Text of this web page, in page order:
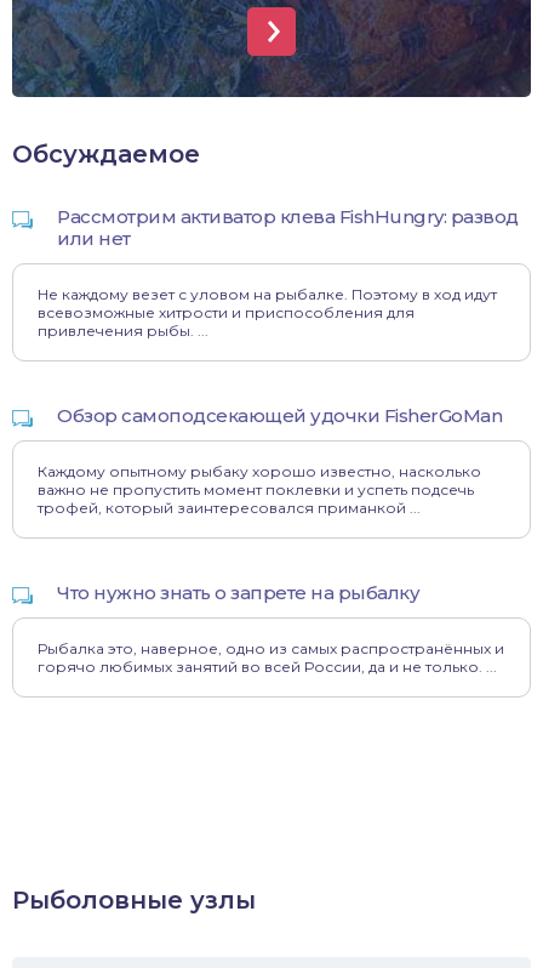
Обсуждаемое
Рассмотрим активатор клева FishHungry: развод
или нет
Не каждому везет с уловом на рыбалке. Поэтому в ход идут
всевозможные хитрости и приспособления для
привлечения рыбы. ...
Обзор самоподсекающей удочки FisherGoMan
Каждому опытному рыбаку хорошо известно, насколько
важно не пропустить момент поклевки и успеть подсечь
трофей, который заинтересовался приманкой ...
Что нужно знать о запрете на рыбалку
Рыбалка это, наверное, одно из самых распространённых и
горячо любимых занятий во всей России, да и не только. ...
Рыболовные узлы